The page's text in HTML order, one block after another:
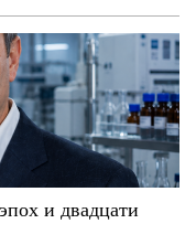
и двадцати